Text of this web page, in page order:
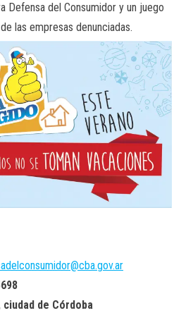
Defensa del Consumidor y un juego
las empresas denunciadas.
ciudad de Córdoba